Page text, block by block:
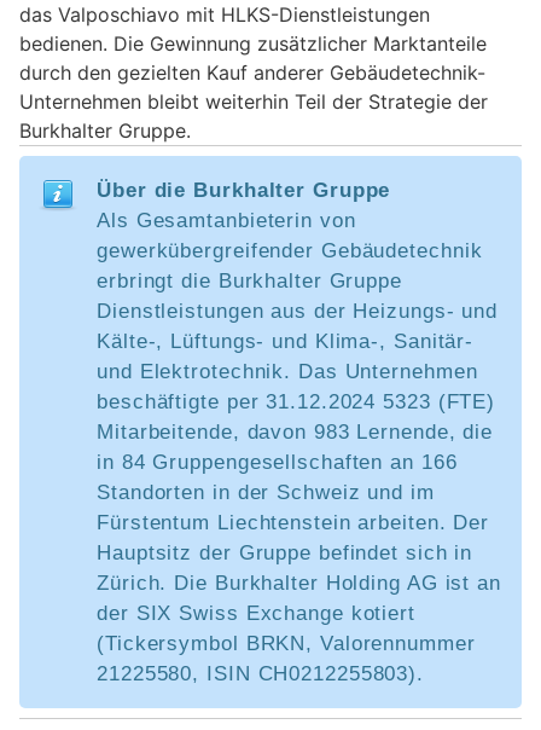
das Valposchiavo mit HLKS-Dienstleistungen
bedienen. Die Gewinnung zusätzlicher Marktanteile
durch den gezielten Kauf anderer Gebäudetechnik-
Unternehmen bleibt weiterhin Teil der Strategie der
Burkhalter Gruppe.
Über die Burkhalter Gruppe
Als Gesamtanbieterin von
gewerkübergreifender Gebäudetechnik
erbringt die Burkhalter Gruppe
Dienstleistungen aus der Heizungs- und
Kälte-, Lüftungs- und Klima-, Sanitär-
und Elektrotechnik. Das Unternehmen
beschäftigte per 31.12.2024 5323 (FTE)
Mitarbeitende, davon 983 Lernende, die
in 84 Gruppengesellschaften an 166
Standorten in der Schweiz und im
Fürstentum Liechtenstein arbeiten. Der
Hauptsitz der Gruppe befindet sich in
Zürich. Die Burkhalter Holding AG ist an
der SIX Swiss Exchange kotiert
(Tickersymbol BRKN, Valoren­nummer
21225580, ISIN CH0212255803).